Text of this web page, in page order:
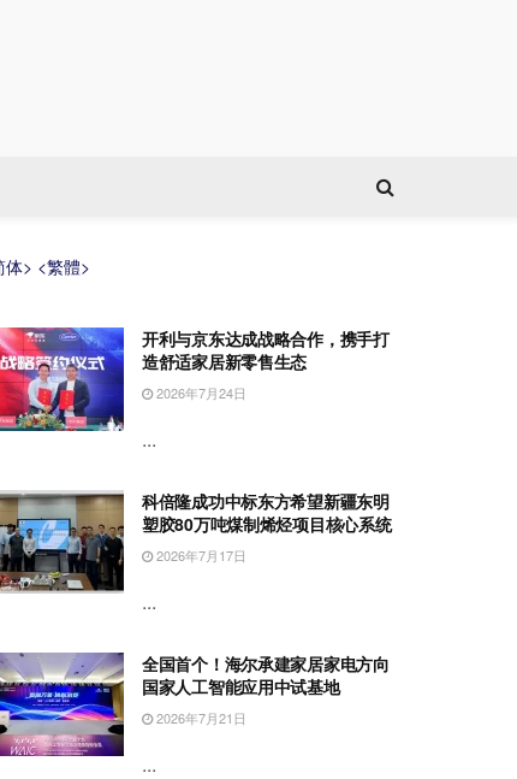
体> <繁體>
开利与京东达成战略合作，携手打
造舒适家居新零售生态
2026年7月24日
...
科倍隆成功中标东方希望新疆东明
塑胶80万吨煤制烯烃项目核心系统
2026年7月17日
...
全国首个！海尔承建家居家电方向
国家人工智能应用中试基地
2026年7月21日
...